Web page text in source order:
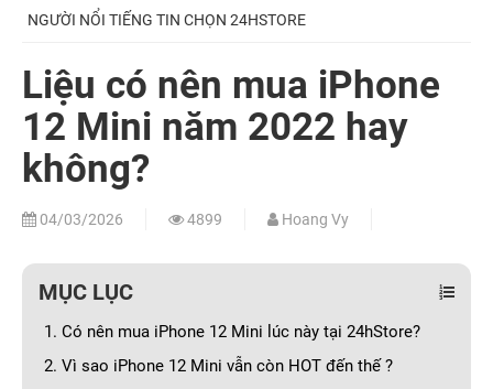
NGƯỜI NỔI TIẾNG TIN CHỌN 24HSTORE
Liệu có nên mua iPhone
12 Mini năm 2022 hay
không?
04/03/2026 4899 Hoang Vy
MỤC LỤC
1. Có nên mua iPhone 12 Mini lúc này tại 24hStore?
2. Vì sao iPhone 12 Mini vẫn còn HOT đến thế ?